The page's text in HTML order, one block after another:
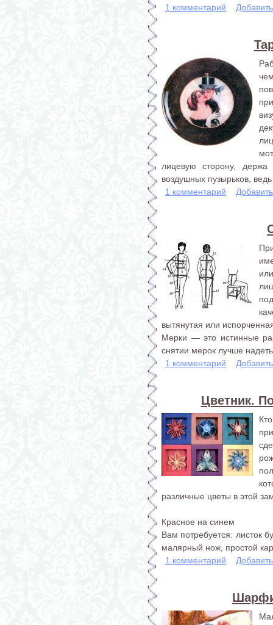
1 комментарий
лицевую сторону, держа
воздушных пузырьков,
1 комментарий
вытянутая или
Мерки — это истинные
снятии мерок лучше
1 комментарий
Цветник.
различные цветы в этой
Красное на синем
Вам потребуется: листок
малярный нож, простой
1 комментарий